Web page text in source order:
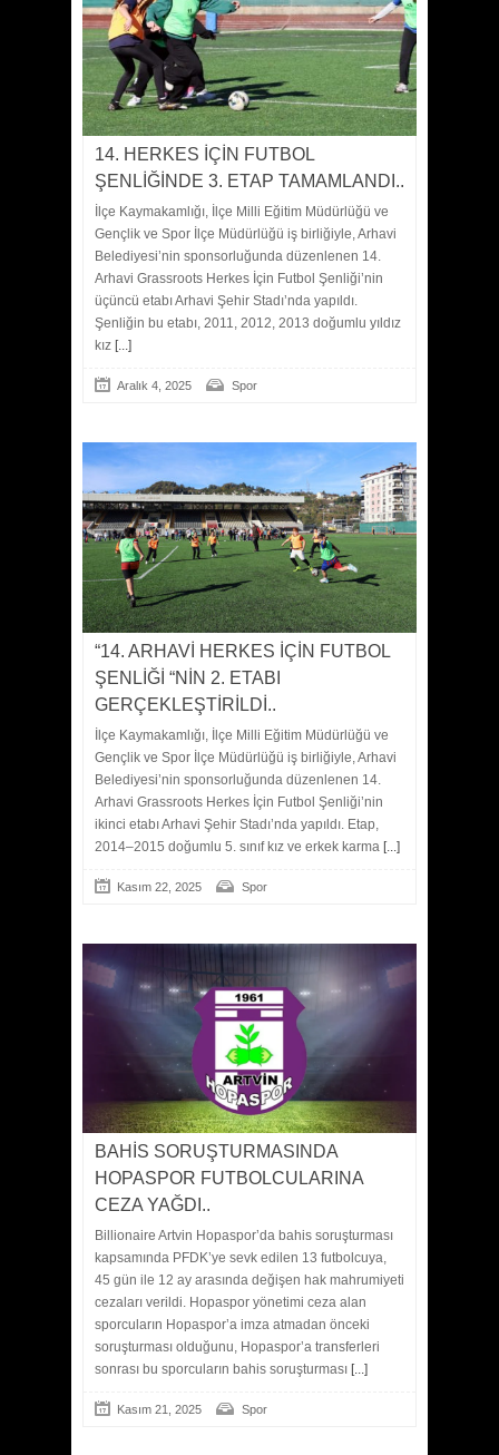
14. HERKES İÇİN FUTBOL
ŞENLİĞİNDE 3. ETAP TAMAMLANDI..
İlçe Kaymakamlığı, İlçe Milli Eğitim Müdürlüğü ve
Gençlik ve Spor İlçe Müdürlüğü iş birliğiyle, Arhavi
Belediyesi’nin sponsorluğunda düzenlenen 14.
Arhavi Grassroots Herkes İçin Futbol Şenliği’nin
üçüncü etabı Arhavi Şehir Stadı’nda yapıldı.
Şenliğin bu etabı, 2011, 2012, 2013 doğumlu yıldız
kız [...]
Aralık 4, 2025 Spor
“14. ARHAVİ HERKES İÇİN FUTBOL
ŞENLİĞİ “NİN 2. ETABI
GERÇEKLEŞTİRİLDİ..
İlçe Kaymakamlığı, İlçe Milli Eğitim Müdürlüğü ve
Gençlik ve Spor İlçe Müdürlüğü iş birliğiyle, Arhavi
Belediyesi’nin sponsorluğunda düzenlenen 14.
Arhavi Grassroots Herkes İçin Futbol Şenliği’nin
ikinci etabı Arhavi Şehir Stadı’nda yapıldı. Etap,
2014–2015 doğumlu 5. sınıf kız ve erkek karma [...]
Kasım 22, 2025 Spor
BAHİS SORUŞTURMASINDA
HOPASPOR FUTBOLCULARINA
CEZA YAĞDI..
Billionaire Artvin Hopaspor’da bahis soruşturması
kapsamında PFDK’ye sevk edilen 13 futbolcuya,
45 gün ile 12 ay arasında değişen hak mahrumiyeti
cezaları verildi. Hopaspor yönetimi ceza alan
sporcuların Hopaspor’a imza atmadan önceki
soruşturması olduğunu, Hopaspor’a transferleri
sonrası bu sporcuların bahis soruşturması [...]
Kasım 21, 2025 Spor